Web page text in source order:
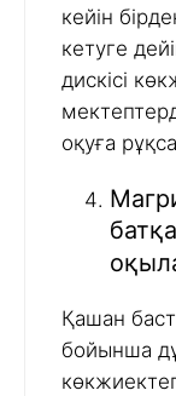
кейін
кетуге
дискісі
оқуға
Қашан
бойынша